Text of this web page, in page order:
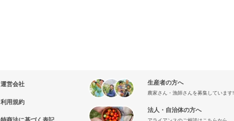
運営会社
利用規約
生産者の方へ
農家さん・漁師さんを募集しています!
法人・自治体の方へ